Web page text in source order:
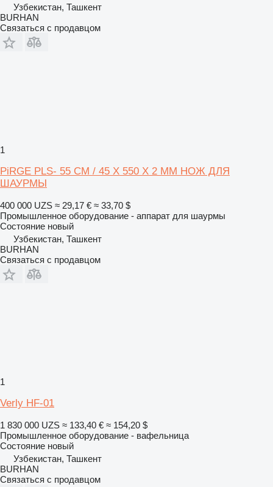
Узбекистан, Ташкент
BURHAN
Связаться с продавцом
1
PiRGE PLS- 55 СМ / 45 X 550 X 2 MM НОЖ ДЛЯ
ШАУРМЫ
400 000 UZS ≈ 29,17 € ≈ 33,70 $
Промышленное оборудование - аппарат для шаурмы
Состояние новый
Узбекистан, Ташкент
BURHAN
Связаться с продавцом
1
Verly HF-01
1 830 000 UZS ≈ 133,40 € ≈ 154,20 $
Промышленное оборудование - вафельница
Состояние новый
Узбекистан, Ташкент
BURHAN
Связаться с продавцом